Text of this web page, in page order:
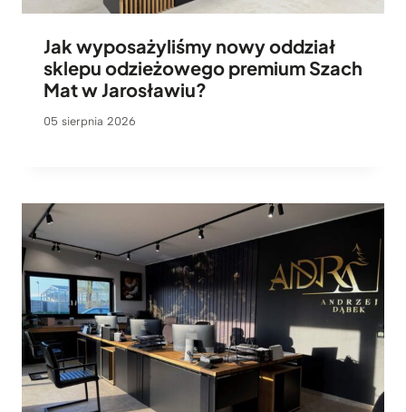
Jak wyposażyliśmy nowy oddział
sklepu odzieżowego premium Szach
Mat w Jarosławiu?
05 sierpnia 2026